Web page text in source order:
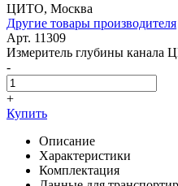
ЦИТО, Москва
Другие товары производителя
Арт. 11309
Измеритель глубины канала
-
+
Купить
Описание
Характеристики
Комплектация